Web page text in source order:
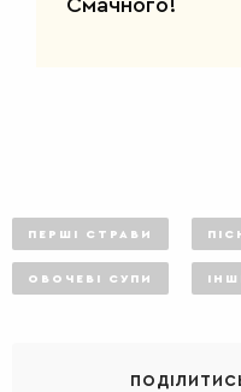
Смачного!
ПЕРШІ СТРАВИ
ОВОЧЕВІ СУПИ